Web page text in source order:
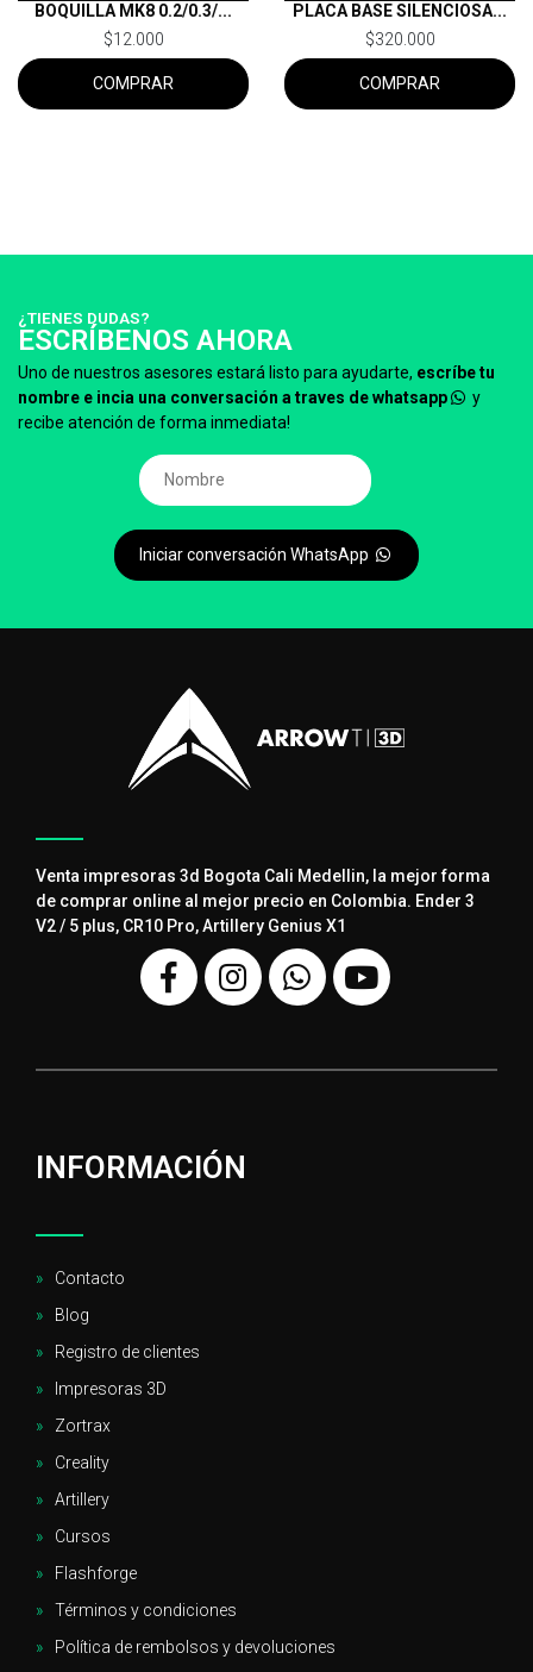
BOQUILLA MK8 0.2/0.3/...
$12.000
COMPRAR
PLACA BASE SILENCIOSA...
$320.000
COMPRAR
¿TIENES DUDAS?
ESCRÍBENOS AHORA
Uno de nuestros asesores estará listo para ayudarte, escríbe tu
nombre e incia una conversación a traves de whatsapp
y
recibe atención de forma inmediata!
Iniciar conversación WhatsApp
Venta impresoras 3d Bogota Cali Medellin, la mejor forma
de comprar online al mejor precio en Colombia. Ender 3
V2 / 5 plus, CR10 Pro, Artillery Genius X1
INFORMACIÓN
Contacto
Blog
Registro de clientes
Impresoras 3D
Zortrax
Creality
Artillery
Cursos
Flashforge
Términos y condiciones
Política de rembolsos y devoluciones